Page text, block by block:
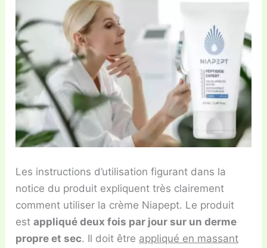
Les instructions d’utilisation figurant dans la
notice du produit expliquent très clairement
comment utiliser la crème Niapept. Le produit
estappliqué deux fois par jour sur un derme
propre et sec. Il doit être appliqué en massant